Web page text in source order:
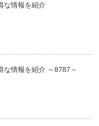
な情報を紹介
な情報を紹介 ～8787～